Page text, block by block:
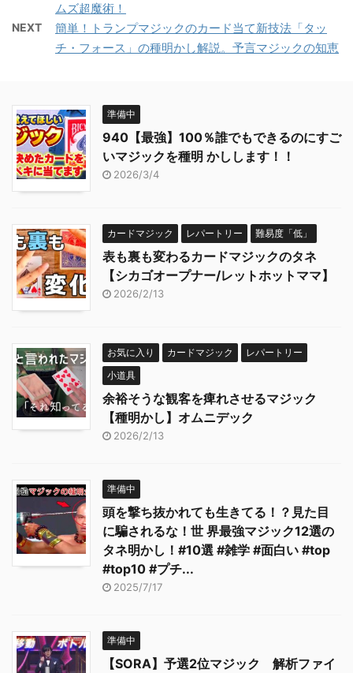
ムズ超魔術！
NEXT
簡単！トランプマジックのカード当て新技法「タッ
チ・フォース」の種明かし解説。予言マジックの知恵
準備中
940【最強】100％誰でもできるのにすご
いマジックを種明 かしします！！
2026/3/4
カードマジック レパートリー 難易度「低」
表も裏も変わるカードマジックのタネ
【シカゴオープナー/レットホットママ】
2026/2/13
お気に入り カードマジック
レパートリー
小道具
余裕そうな観客を痺れさせるマジック
【種明かし】オムニデック
2026/2/13
準備中
頭を撃ち抜かれても生きてる！？見た目
に騙されるな！世 界最強マジック12選の
タネ明かし！#10選 #雑学 #面白い #top
#top10 #プチ...
2025/7/17
準備中
【SORA】予選2位マジック 解析ファイ